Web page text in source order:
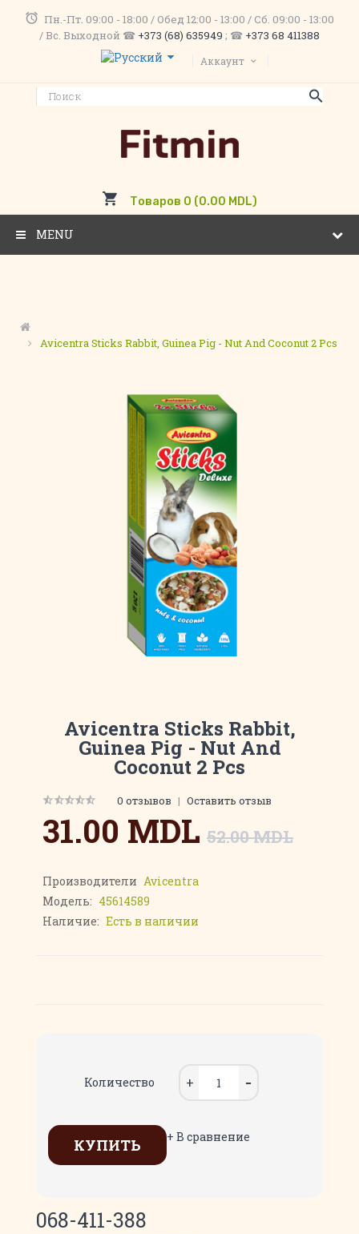
Пн.-Пт. 09:00 - 18:00 / Обед 12:00 - 13:00 / Сб. 09:00 - 13:00
/ Вс. Выходной ☎ +373 (68) 635949 ; ☎ +373 68 411388
Аккаунт
Товаров 0 (0.00 MDL)
MENU
Avicentra Sticks Rabbit, Guinea Pig - Nut And Coconut 2 Pcs
Avicentra Sticks Rabbit,
Guinea Pig - Nut And
Coconut 2 Pcs
0 отзывов | Оставить отзыв
31.00 MDL 52.00 MDL
Производители Avicentra
Модель: 45614589
Наличие: Есть в наличии
Количество
КУПИТЬ + В сравнение
068-411-388